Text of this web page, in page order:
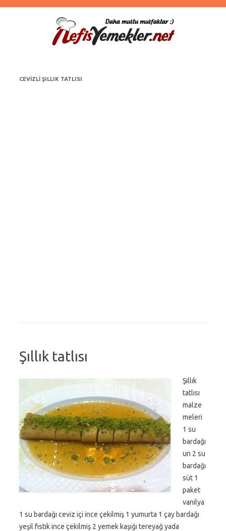
CEVIZLI ŞILLIK TATLISI
Şıllık tatlısı
Şıllık
tatlısı
malze
meleri
1 su
bardağı
un 2 su
bardağı
süt 1
paket
vanilya
1 su bardağı ceviz içi ince çekilmiş 1 yumurta 1 çay bardağı
yeşil fıstık ince çekilmiş 2 yemek kaşığı tereyağ yada